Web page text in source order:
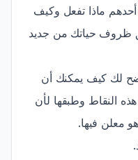
ماذا تفعل وكيف
ظروف حياتك من جديد
لك كيف يمكنك أن
النقاط وطبقها لأن
معلن فيها.